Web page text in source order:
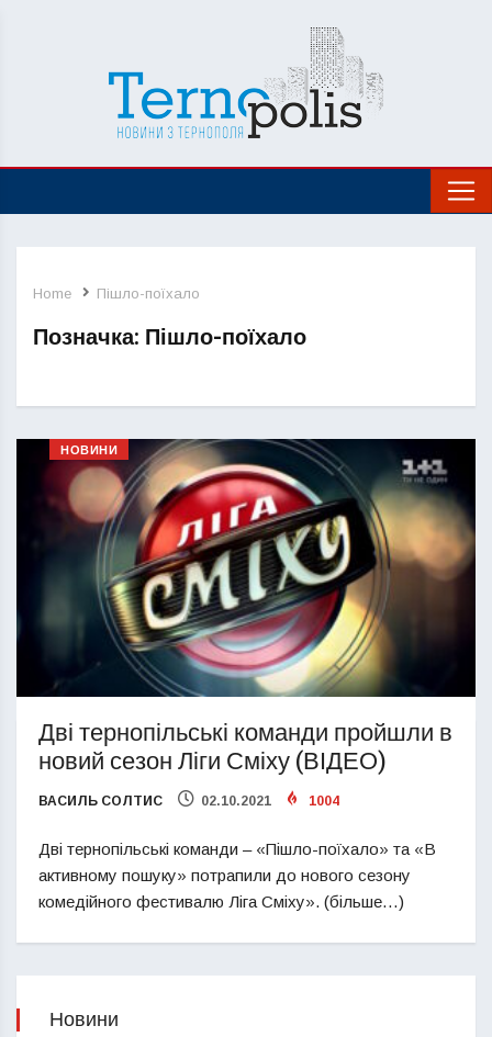
Home Пішло-поїхало
Позначка: Пішло-поїхало
НОВИНИ
Дві тернопільські команди пройшли в
новий сезон Ліги Сміху (ВІДЕО)
ВАСИЛЬ СОЛТИС 02.10.2021 1004
Дві тернопільські команди – «Пішло-поїхало» та «В
активному пошуку» потрапили до нового сезону
комедійного фестивалю Ліга Сміху». (більше…)
Новини